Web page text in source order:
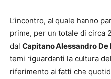
L’incontro, al quale hanno
prime, per un totale di circa
dal Capitano Alessandro De
temi riguardanti la cultura
riferimento ai fatti che